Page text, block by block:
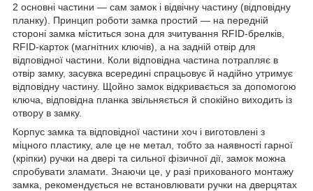
2 основні частини — сам замок і відвічну частину (відповідну
планку). Принцип роботи замка простий — на передній
стороні замка міститься зона для зчитування RFID-брелків,
RFID-карток (магнітних ключів), а на задній отвір для
відповідної частини. Коли відповідна частина потрапляє в
отвір замку, засувка всередині спрацьовує й надійно утримує
відповідну частину. Щойно замок відкривається за допомогою
ключа, відповідна планка звільняється й спокійно виходить із
отвору в замку.
Корпус замка та відповідної частини хоч і виготовлені з
міцного пластику, але це не метал, тобто за наявності гарної
(кріпки) ручки на двері та сильної фізичної дії, замок можна
спробувати зламати. Знаючи це, у разі прихованого монтажу
замка, рекомендується не встановлювати ручки на дверцятах